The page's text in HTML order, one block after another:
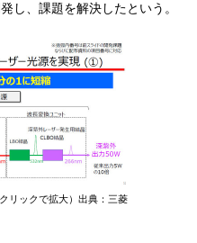
し、課題を解決したという。
リックで拡大）出典：三菱